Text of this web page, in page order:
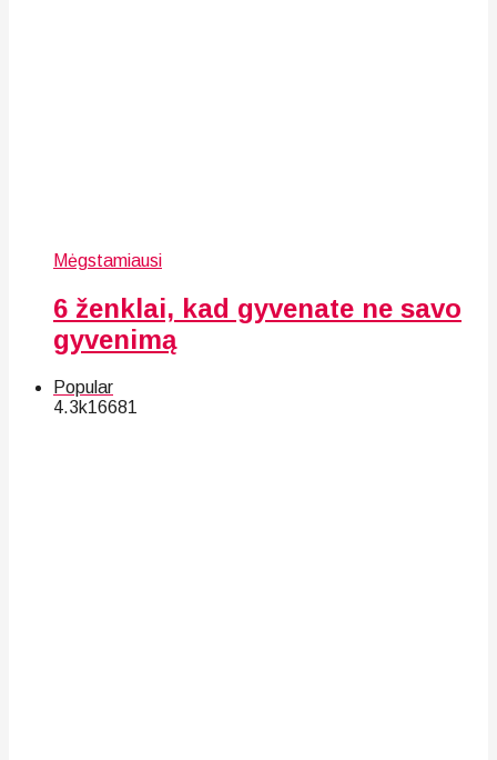
Mėgstamiausi
6 ženklai, kad gyvenate ne savo
gyvenimą
Popular
4.3k16681